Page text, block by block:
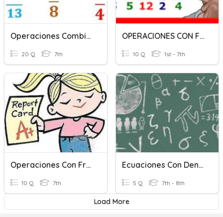
Operaciones Combinadas Con Fracciones
20 Q 7th
OPERACIONES CON FRACCIONES 1ºESO
10 Q 1st - 7th
Operaciones Con Fracciones
10 Q 7th
Ecuaciones Con Denominadores
5 Q 7th - 8th
Load More